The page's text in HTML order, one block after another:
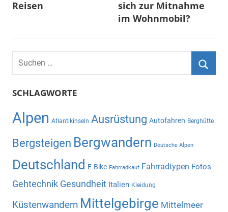
Reisen
sich zur Mitnahme
im Wohnmobil?
Suchen
nach:
SCHLAGWORTE
Alpen Atlantikinseln Ausrüstung Autofahren Berghütte
Bergsteigen Bergwandern Deutsche Alpen
Deutschland E-Bike Fahrradkauf Fahrradtypen Fotos
Gehtechnik Gesundheit Italien Kleidung
Küstenwandern Mittelgebirge Mittelmeer